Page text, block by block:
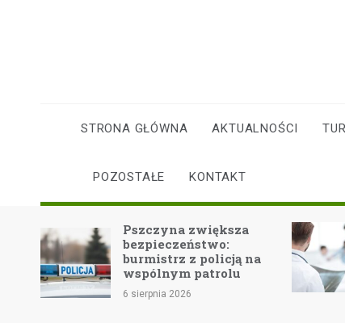
STRONA GŁÓWNA AKTUALNOŚCI
POZOSTAŁE KONTAKT
Pszczyna zwiększa
bezpieczeństwo:
burmistrz z policją na
wspólnym patrolu
6 sierpnia 2026